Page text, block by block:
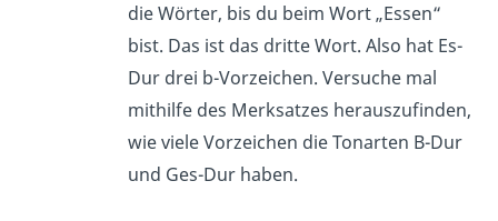
die Wörter, bis du beim Wort „Essen“
bist. Das ist das dritte Wort. Also hat Es-
Dur drei b-Vorzeichen. Versuche mal
mithilfe des Merksatzes herauszufinden,
wie viele Vorzeichen die Tonarten B-Dur
und Ges-Dur haben.